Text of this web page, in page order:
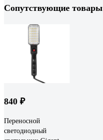
Сопутствующие товары
840 ₽
Переносной
светодиодный